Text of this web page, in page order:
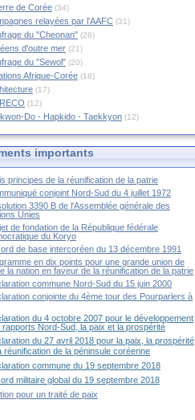
de Corée (34)
relayées par l'AAFC (31)
du "Cheonan" (26)
d'outre mer (21)
du "Sewol" (20)
Afrique-Corée (18)
(17)
(12)
Do - Hapkido - Taekkyon (12)
importants
principes de la réunification de la patrie
conjoint Nord-Sud du 4 juillet 1972
3390 B de l'Assemblée générale des
Unies
de fondation de la République fédérale
du Koryo
de base intercoréen du 13 décembre 1991
en dix points pour une grande union de
la nation en faveur de la réunification de la patrie
commune Nord-Sud du 15 juin 2000
conjointe du 4ème tour des Pourparlers à
du 4 octobre 2007 pour le développement
rapports Nord-Sud, la paix et la prospérité
du 27 avril 2018 pour la paix, la prospérité
réunification de la péninsule coréenne
commune du 19 septembre 2018
militaire global du 19 septembre 2018
pour un traité de paix